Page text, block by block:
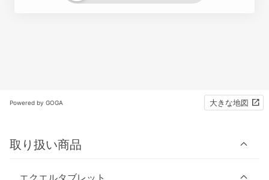
Powered by GOGA 大きな地図
取り扱い商品
エクエルタブレット